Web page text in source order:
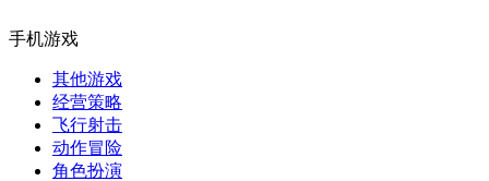
手机游戏
其他游戏
经营策略
飞行射击
动作冒险
角色扮演